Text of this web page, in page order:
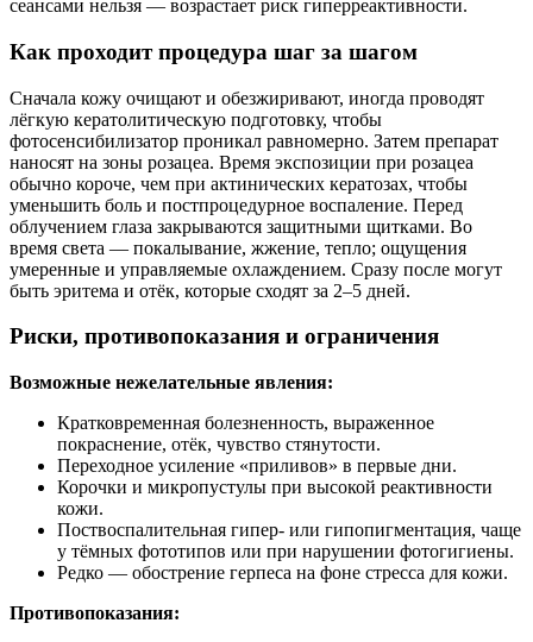
сеансами нельзя — возрастает риск гиперреактивности.
Как проходит процедура шаг за шагом
Сначала кожу очищают и обезжиривают, иногда проводят
лёгкую кератолитическую подготовку, чтобы
фотосенсибилизатор проникал равномерно. Затем препарат
наносят на зоны розацеа. Время экспозиции при розацеа
обычно короче, чем при актинических кератозах, чтобы
уменьшить боль и постпроцедурное воспаление. Перед
облучением глаза закрываются защитными щитками. Во
время света — покалывание, жжение, тепло; ощущения
умеренные и управляемые охлаждением. Сразу после могут
быть эритема и отёк, которые сходят за 2–5 дней.
Риски, противопоказания и ограничения
Возможные нежелательные явления:
Кратковременная болезненность, выраженное
покраснение, отёк, чувство стянутости.
Переходное усиление «приливов» в первые дни.
Корочки и микропустулы при высокой реактивности
кожи.
Поствоспалительная гипер- или гипопигментация, чаще
у тёмных фототипов или при нарушении фотогигиены.
Редко — обострение герпеса на фоне стресса для кожи.
Противопоказания: